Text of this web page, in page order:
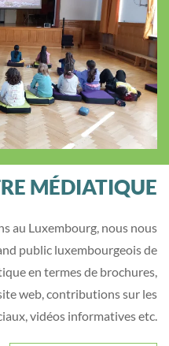
MÉDIATIQUE
au Luxembourg, nous nous
public luxembourgeois de
en termes de brochures,
web, contributions sur les
vidéos informatives etc.